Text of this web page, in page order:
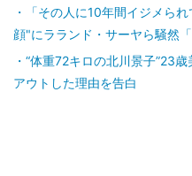
「その人に10年間イジメら
顔"にラランド・サーヤら騒然
“体重72キロの北川景子”23
アウトした理由を告白